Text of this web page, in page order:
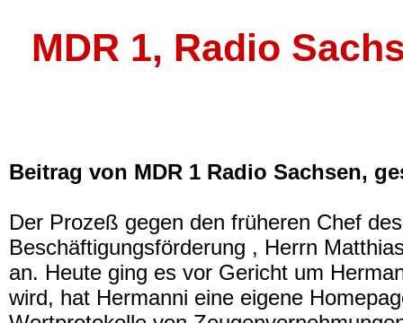
MDR 1, Radio
Beitrag von MDR 1 Radio Sachsen,
Der Prozeß gegen den früheren Chef
Beschäftigungsförderung , Herrn
an. Heute ging es vor Gericht um
wird, hat Hermanni eine eigene